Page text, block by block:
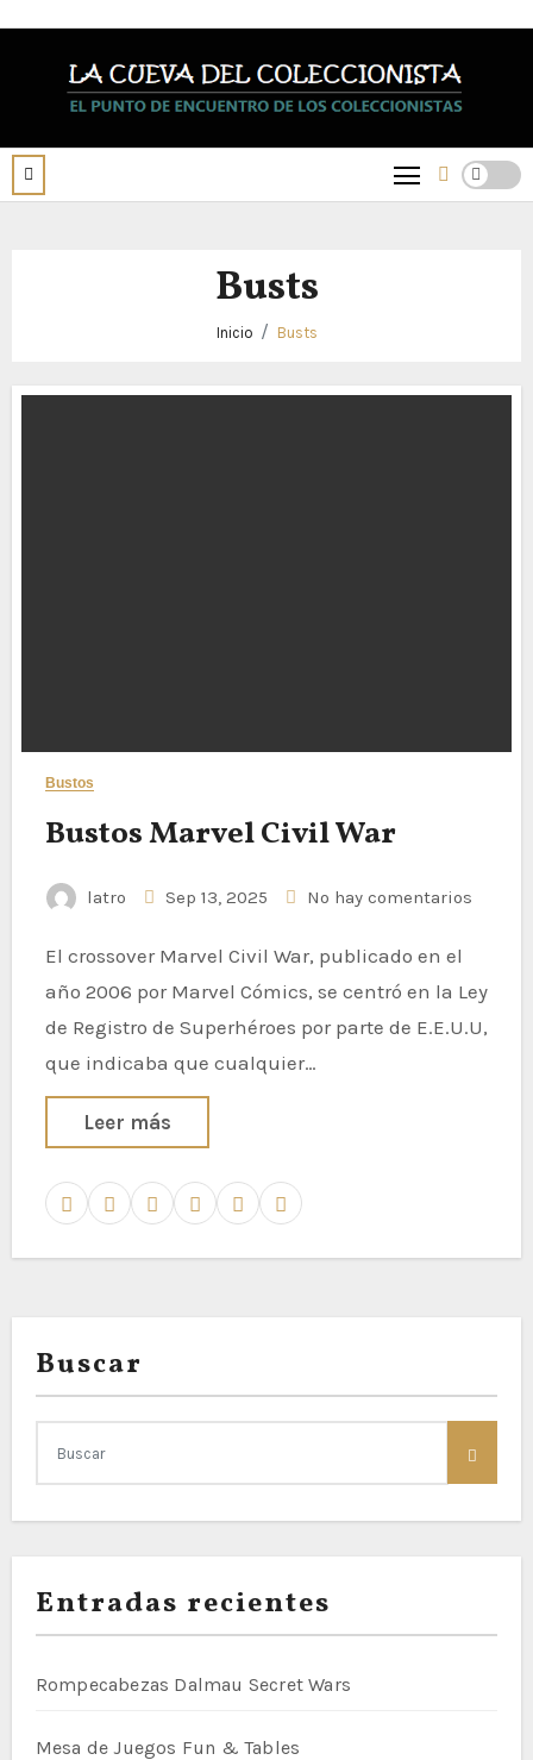
contenido
Busts
Inicio Busts
Bustos
Bustos Marvel Civil War
latro Sep 13, 2025 No hay comentarios
El crossover Marvel Civil War, publicado en el
año 2006 por Marvel Cómics, se centró en la Ley
de Registro de Superhéroes por parte de E.E.U.U,
que indicaba que cualquier…
Leer más
Buscar
Entradas recientes
Rompecabezas Dalmau Secret Wars
Mesa de Juegos Fun & Tables